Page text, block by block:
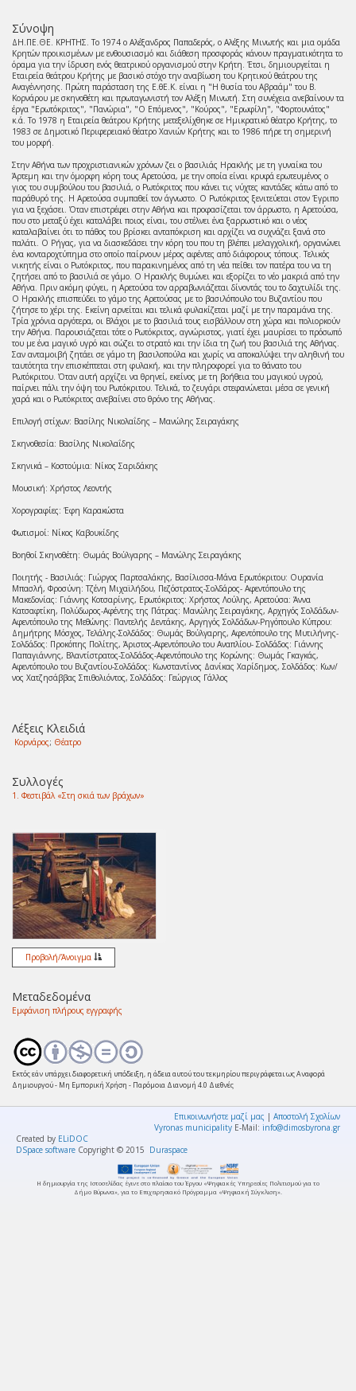
Σύνοψη
ΔΗ.ΠΕ.ΘΕ. ΚΡΗΤΗΣ. Το 1974 ο Αλέξανδρος Παπαδερός, ο Αλέξης Μινωτής και μια ομάδα
Κρητών προικισμένων με ενθουσιασμό και διάθεση προσφοράς κάνουν πραγματικότητα το
όραμα για την ίδρυση ενός θεατρικού οργανισμού στην Κρήτη. Έτσι, δημιουργείται η
Εταιρεία θεάτρου Κρήτης με βασικό στόχο την αναβίωση του Κρητικού θεάτρου της
Αναγέννησης. Πρώτη παράσταση της Ε.θΕ.Κ. είναι η "Η θυσία του Αβραάμ" του Β.
Κορνάρου με σκηνοθέτη και πρωταγωνιστή τον Αλέξη Μινωτή. Στη συνέχεια ανεβαίνουν τα
έργα "Ερωτόκριτος", "Πανώρια", "Ο Επόμενος", "Κούρος", "Ερωφίλη", "Φορτουνάτος"
κ.ά. Το 1978 η Εταιρεία θεάτρου Κρήτης μετεξελίχθηκε σε Ημικρατικό θέατρο Κρήτης, το
1983 σε Δημοτικό Περιφερειακό θέατρο Χανιών Κρήτης και το 1986 πήρε τη σημερινή
του μορφή.
Στην Αθήνα των προχριστιανικών χρόνων ζει ο βασιλιάς Ηρακλής με τη γυναίκα του
Άρτεμη και την όμορφη κόρη τους Αρετούσα, με την οποία είναι κρυφά ερωτευμένος ο
γιος του συμβούλου του βασιλιά, ο Ρωτόκριτος που κάνει τις νύχτες καντάδες κάτω από το
παράθυρό της. Η Αρετούσα συμπαθεί τον άγνωστο. Ο Ρωτόκριτος ξενιτεύεται στον Έγριπο
για να ξεχάσει. Όταν επιστρέφει στην Αθήνα και προφασίζεται τον άρρωστο, η Αρετούσα,
που στο μεταξύ έχει καταλάβει ποιος είναι, του στέλνει ένα ξαρρωστικό και ο νέος
καταλαβαίνει ότι το πάθος του βρίσκει ανταπόκριση και αρχίζει να συχνάζει ξανά στο
παλάτι. Ο Ρήγας, για να διασκεδάσει την κόρη του που τη βλέπει μελαγχολική, οργανώνει
ένα κονταροχτύπημα στο οποίο παίρνουν μέρος αφέντες από διάφορους τόπους. Τελικός
νικητής είναι ο Ρωτόκριτος, που παρακινημένος από τη νέα πείθει τον πατέρα του να τη
ζητήσει από το βασιλιά σε γάμο. Ο Ηρακλής θυμώνει και εξορίζει το νέο μακριά από την
Αθήνα. Πριν ακόμη φύγει, η Αρετούσα τον αρραβωνιάζεται δίνοντάς του το δαχτυλίδι της.
Ο Ηρακλής επισπεύδει το γάμο της Αρετούσας με το βασιλόπουλο του Βυζαντίου που
ζήτησε το χέρι της. Εκείνη αρνείται και τελικά φυλακίζεται μαζί με την παραμάνα της.
Τρία χρόνια αργότερα, οι Βλάχοι με το βασιλιά τους εισβάλλουν στη χώρα και πολιορκούν
την Αθήνα. Παρουσιάζεται τότε ο Ρωτόκριτος, αγνώριστος, γιατί έχει μαυρίσει το πρόσωπό
του με ένα μαγικό υγρό και σώζει το στρατό και την ίδια τη ζωή του βασιλιά της Αθήνας.
Σαν ανταμοιβή ζητάει σε γάμο τη βασιλοπούλα και χωρίς να αποκαλύψει την αληθινή του
ταυτότητα την επισκέπτεται στη φυλακή, και την πληροφορεί για το θάνατο του
Ρωτόκριτου. Όταν αυτή αρχίζει να θρηνεί, εκείνος με τη βοήθεια του μαγικού υγρού,
παίρνει πάλι την όψη του Ρωτόκριτου. Τελικά, το ζευγάρι στεφανώνεται μέσα σε γενική
χαρά και ο Ρωτόκριτος ανεβαίνει στο θρόνο της Αθήνας.
Επιλογή στίχων: Βασίλης Νικολαΐδης – Μανώλης Σειραγάκης
Σκηνοθεσία: Βασίλης Νικολαΐδης
Σκηνικά – Κοστούμια: Νίκος Σαριδάκης
Μουσική: Χρήστος Λεοντής
Χορογραφίες: Έφη Καρακώστα
Φωτισμοί: Νίκος Καβουκίδης
Βοηθοί Σκηνοθέτη: Θωμάς Βούλγαρης – Μανώλης Σειραγάκης
Ποιητής - Βασιλιάς: Γιώργος Παρτσαλάκης, Βασίλισσα-Μάνα Ερωτόκριτου: Ουρανία
Μπασλή, Φροσύνη: Τζένη Μιχαϊλήδου, Πεζόστρατος-Σολδάρος- Αφεντόπουλο της
Μακεδονίας: Γιάννης Κοτσαρίνης, Ερωτόκριτος: Χρήστος Λούλης, Αρετούσα: Άννα
Κατσαφτίκη, Πολύδωρος-Αφέντης της Πάτρας: Μανώλης Σειραγάκης, Αρχηγός Σολδάδων-
Αφεντόπουλο της Μεθώνης: Παντελής Δεντάκης, Αργηγός Σολδάδων-Ρηγόπουλο Κύπρου:
Δημήτρης Μόσχος, Τελάλης-Σολδάδος: Θωμάς Βούλγαρης, Αφεντόπουλο της Μυτιλήνης-
Σολδάδος: Προκόπης Πολίτης, Άριστος-Αφεντόπουλο του Αναπλίου- Σολδάδος: Γιάννης
Παπαγιάννης, Βλαντίστρατος-Σολδάδος-Αφεντόπουλο της Κορώνης: Θωμάς Γκαγκάς,
Αφεντόπουλο του Βυζαντίου-Σολδάδος: Κωνσταντίνος Δανίκας Χαρίδημος, Σολδάδος: Κων/
νος Χατζησάββας Σπιθολιόντος, Σολδάδος: Γεώργιος Γάλλος
Λέξεις Κλειδιά
Κορνάρος; Θέατρο
Συλλογές
1. Φεστιβάλ «Στη σκιά των βράχων»
Προβολή/Άνοιγμα
Μεταδεδομένα
Εμφάνιση πλήρους εγγραφής
Εκτός εάν υπάρχει διαφορετική υπόδειξη, η άδεια αυτού του τεκμηρίου περιγράφεται ως Αναφορά
Δημιουργού - Μη Εμπορική Χρήση - Παρόμοια Διανομή 4.0 Διεθνές
Επικοινωνήστε μαζί μας | Αποστολή Σχολίων
Vyronas municipality E-Mail: info@dimosbyrona.gr
Created by ELiDOC
DSpace software Copyright © 2015 Duraspace
Η δημιουργία της Ιστοσελίδας έγινε στο πλαίσιο του Έργου «Ψηφιακές Υπηρεσίες Πολιτισμού για το
Δήμο Βύρωνα», για το Επιχειρησιακό Πρόγραμμα «Ψηφιακή Σύγκλιση».